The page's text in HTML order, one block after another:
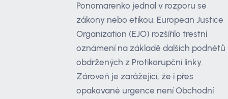
Ponomarenko jednal v rozporu se
zákony nebo etikou. European Justice
Organization (EJO) rozšířilo trestní
oznámení na základě dalších podnětů
obdržených z Protikorupční linky.
Zároveň je zarážející, že i přes
opakované urgence není Obchodní